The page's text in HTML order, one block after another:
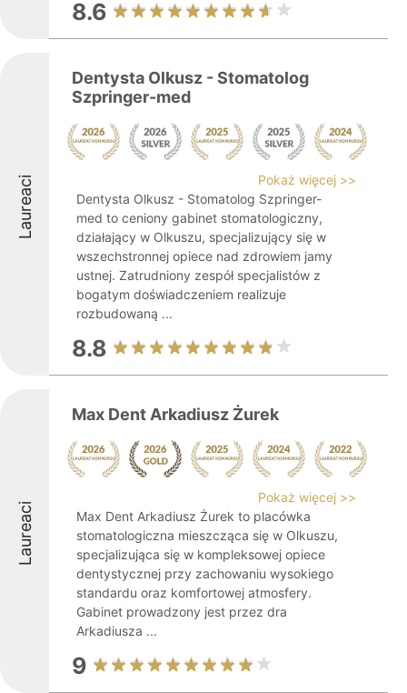
8.6
Laureaci
Dentysta Olkusz - Stomatolog
Szpringer-med
Pokaż więcej >>
Dentysta Olkusz - Stomatolog Szpringer-
med to ceniony gabinet stomatologiczny,
działający w Olkuszu, specjalizujący się w
wszechstronnej opiece nad zdrowiem jamy
ustnej. Zatrudniony zespół specjalistów z
bogatym doświadczeniem realizuje
rozbudowaną ...
8.8
Laureaci
Max Dent Arkadiusz Żurek
Pokaż więcej >>
Max Dent Arkadiusz Żurek to placówka
stomatologiczna mieszcząca się w Olkuszu,
specjalizująca się w kompleksowej opiece
dentystycznej przy zachowaniu wysokiego
standardu oraz komfortowej atmosfery.
Gabinet prowadzony jest przez dra
Arkadiusza ...
9